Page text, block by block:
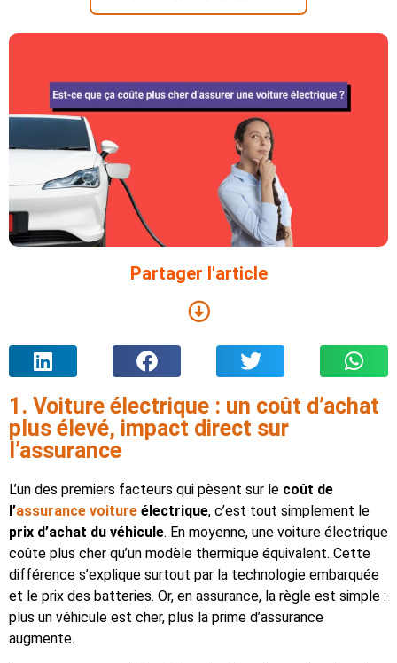
Partager l'article
1. Voiture électrique : un coût d’achat
plus élevé, impact direct sur
l’assurance
L’un des premiers facteurs qui pèsent sur le coût de
l’assurance voiture électrique, c’est tout simplement le
prix d’achat du véhicule. En moyenne, une voiture électrique
coûte plus cher qu’un modèle thermique équivalent. Cette
différence s’explique surtout par la technologie embarquée
et le prix des batteries. Or, en assurance, la règle est simple :
plus un véhicule est cher, plus la prime d’assurance
augmente.